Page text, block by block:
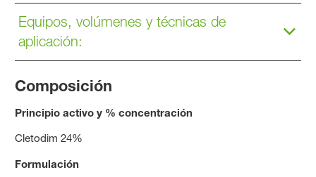
Equipos, volúmenes y técnicas de
aplicación:
Composición
Principio activo y % concentración
Cletodim 24%
Formulación